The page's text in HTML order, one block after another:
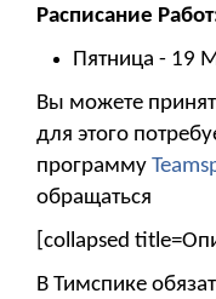
Расписание
Пятница - 19
Вы можете
для этого
программу
обращаться
[collapsed
В Тимспике